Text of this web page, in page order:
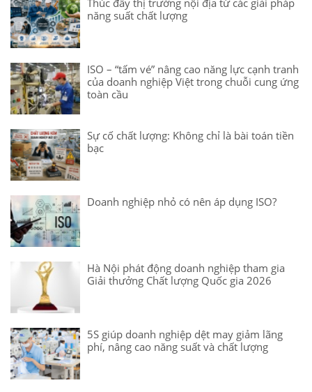
năng suất chất lượng
ISO – “tấm vé” nâng cao năng lực cạnh tranh
của doanh nghiệp Việt trong chuỗi cung ứng
toàn cầu
Sự cố chất lượng: Không chỉ là bài toán tiền
bạc
Doanh nghiệp nhỏ có nên áp dụng ISO?
Hà Nội phát động doanh nghiệp tham gia
Giải thưởng Chất lượng Quốc gia 2026
5S giúp doanh nghiệp dệt may giảm lãng
phí, nâng cao năng suất và chất lượng